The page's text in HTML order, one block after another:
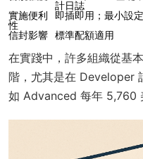
計日誌
實施便利
性
即插即用；最小設定
信封影響 標準配額適用
在實踐中，許多組織從基
階，尤其是在 Developer
如 Advanced 每年 5,760